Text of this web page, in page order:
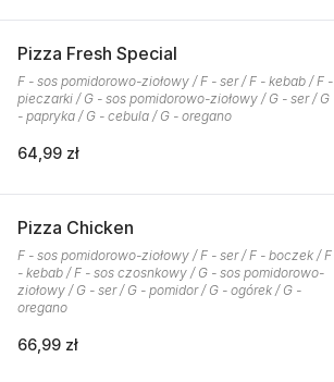
Pizza Fresh Special
F - sos pomidorowo-ziołowy / F - ser / F - kebab / F -
pieczarki / G - sos pomidorowo-ziołowy / G - ser / G
- papryka / G - cebula / G - oregano
64,99 zł
Pizza Chicken
F - sos pomidorowo-ziołowy / F - ser / F - boczek / F
- kebab / F - sos czosnkowy / G - sos pomidorowo-
ziołowy / G - ser / G - pomidor / G - ogórek / G -
oregano
66,99 zł